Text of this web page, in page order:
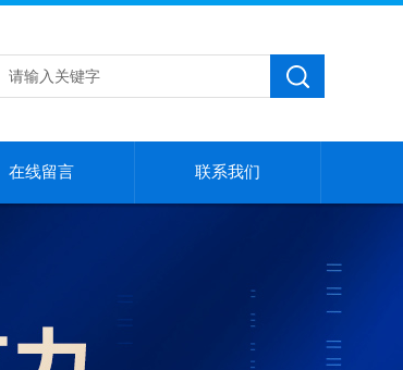
在线留言 联系我们